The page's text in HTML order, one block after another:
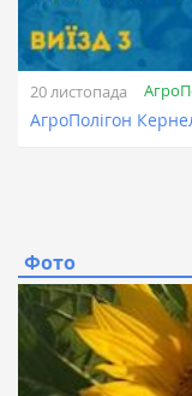
20 листопада
АгроПолігон
Фото